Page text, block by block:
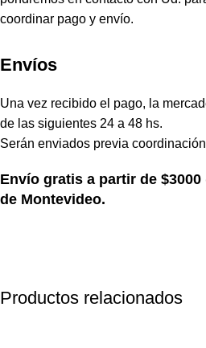
coordinar pago y envío.
Envíos
Una vez recibido el pago, la
de las siguientes 24 a 48 hs.
Serán enviados previa
Envío gratis a partir de
de Montevideo.
Productos relacionados